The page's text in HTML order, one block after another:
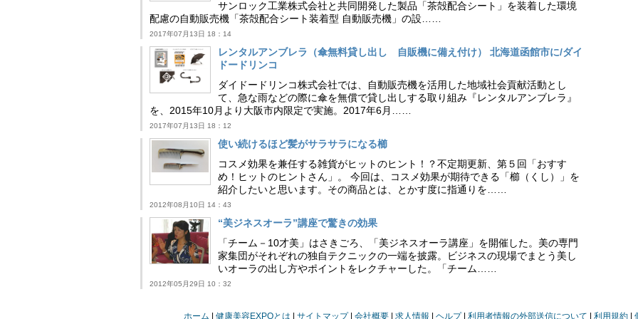
サンロック工業株式会社と共同開発した製品「茶殻配合シート」を装着した環境
配慮の自動販売機「茶殻配合シート装着型 自動販売機」の設……
2017年07月13日 18：14
レンタルアンブレラ（傘無料貸し出し 自販機に備え付け） 北海道函館市に/ダイ
ドードリンコ
ダイドードリンコ株式会社では、自動販売機を活用した地域社会貢献活動とし
て、急な雨などの際に傘を無償で貸し出しする取り組み『レンタルアンブレラ』
を、2015年10月より大阪市内限定で実施。2017年6月……
2017年07月13日 18：12
使い続けるほど髪がサラサラになる櫛
コスメ効果を兼任する雑貨がヒットのヒント！？不定期更新、第５回「おすす
め！ヒットのヒントさん」。 今回は、コスメ効果が期待できる「櫛（くし）」を
紹介したいと思います。その商品とは、とかす度に指通りを……
2012年08月10日 14：43
“美ジネスオーラ”講座で驚きの効果
「チーム－10才美」はさきごろ、「美ジネスオーラ講座」を開催した。美の専門
家集団がそれぞれの独自テクニックの一端を披露。ビジネスの現場でまとう美し
いオーラの出し方やポイントをレクチャーした。「チーム……
2012年05月29日 10：32
ホーム 健康美容EXPOとは サイトマップ 会社概要 求人情報 ヘルプ 利用者情報の外部送信について 利用規約